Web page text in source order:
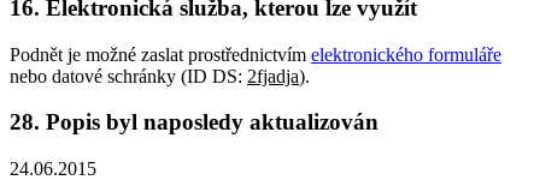
16. Elektronická služba, kterou lze využít
Podnět je možné zaslat prostřednictvím elektronického formuláře
nebo datové schránky (ID DS: 2fjadja).
28. Popis byl naposledy aktualizován
24.06.2015